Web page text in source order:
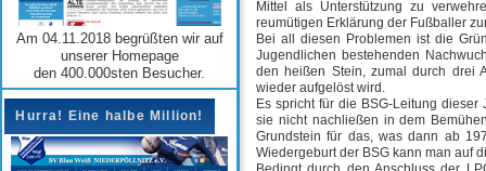
Am 04.11.2018 begrüßten wir auf
unserer Homepage
den 400.000sten Besucher.
Hurra! Eine halbe Million!
Mittel als Unterstützung zu
reumütigen Erklärung der Fußballer
Bei all diesen Problemen ist die
Jugendlichen bestehenden
den heißen Stein, zumal durch drei
wieder aufgelöst wird.
Es spricht für die BSG-Leitung
sie nicht nachließen in dem
Grundstein für das, was dann ab
Wiedergeburt der BSG kann man auf